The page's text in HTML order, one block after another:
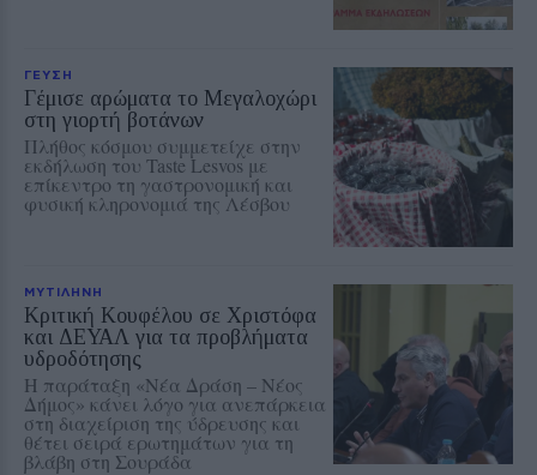
ΓΕΥΣΗ
Γέμισε αρώματα το Μεγαλοχώρι
στη γιορτή βοτάνων
Πλήθος κόσμου συμμετείχε στην
εκδήλωση του Taste Lesvos με
επίκεντρο τη γαστρονομική και
φυσική κληρονομιά της Λέσβου
ΜΥΤΙΛΗΝΗ
Κριτική Κουφέλου σε Χριστόφα
και ΔΕΥΑΛ για τα προβλήματα
υδροδότησης
Η παράταξη «Νέα Δράση – Νέος
Δήμος» κάνει λόγο για ανεπάρκεια
στη διαχείριση της ύδρευσης και
θέτει σειρά ερωτημάτων για τη
βλάβη στη Σουράδα